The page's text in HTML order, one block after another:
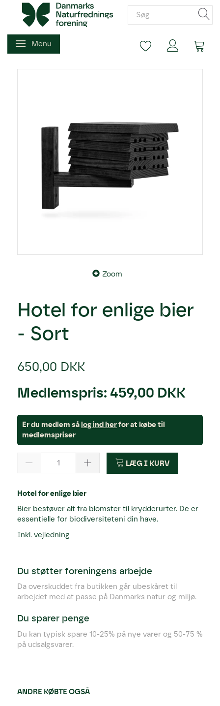
Skifte navigation
Menu
Zoom
Hotel for enlige bier
- Sort
650,00 DKK
Medlemspris: 459,00 DKK
Er du medlem sålog ind herfor at købe til
medlemspriser
LÆG I KURV
Hotel for enlige bier
Bier bestøver alt fra blomster til krydderurter. De er
essentielle for biodiversiteteni din have.
Inkl. vejledning
Du støtter foreningens arbejde
Da overskuddet fra butikken går ubeskåret til
arbejdet med at passe på Danmarks natur og miljø.
Du sparer penge
Du kan typisk spare 10-25% på nye varer og 50-75 %
på udsalgsvarer.
ANDRE KØBTE OGSÅ